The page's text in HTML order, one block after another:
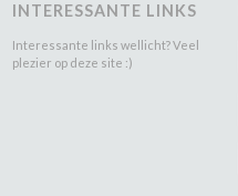
INTERESSANTE LINKS
Interessante links wellicht? Veel
plezier op deze site :)